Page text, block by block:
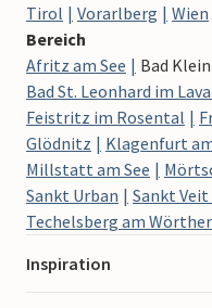
Tirol
Vorarlberg
Wien
Bereich
Afritz am See
Bad
Bad St. Leonhard im
Feistritz im Rosental
Glödnitz
Klagenfurt
Millstatt am See
Sankt Urban
Sankt Veit
Techelsberg am Wörther
Inspiration